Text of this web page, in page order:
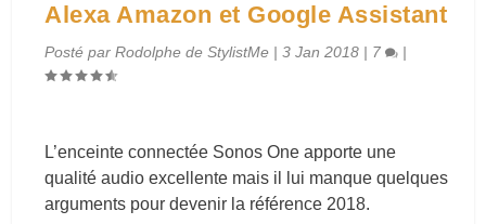
Alexa Amazon et Google Assistant
Posté parRodolphe de StylistMe |3 Jan 2018 | 7 |
L’enceinte connectée Sonos One apporte une
qualité audio excellente mais il lui manque quelques
arguments pour devenir la référence 2018.